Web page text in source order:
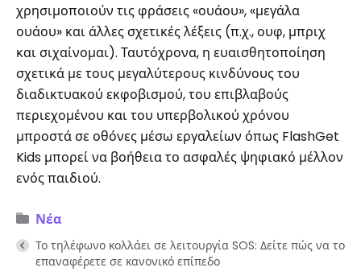
χρησιμοποιούν τις φράσεις «ουάου», «μεγάλα
ουάου» και άλλες σχετικές λέξεις (π.χ., ουφ, μπριχ
και σιχαίνομαι). Ταυτόχρονα, η ευαισθητοποίηση
σχετικά με τους μεγαλύτερους κινδύνους του
διαδικτυακού εκφοβισμού, του επιβλαβούς
περιεχομένου και του υπερβολικού χρόνου
μπροστά σε οθόνες μέσω εργαλείων όπως FlashGet
Kids μπορεί να βοήθεια το ασφαλές ψηφιακό μέλλον
ενός παιδιού.
Νέα
Το τηλέφωνο κολλάει σε λειτουργία SOS: Δείτε πώς να το
επαναφέρετε σε κανονικό επίπεδο